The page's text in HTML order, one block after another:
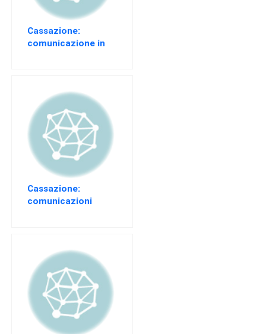
Cassazione:
comunicazione in
Cassazione:
comunicazioni